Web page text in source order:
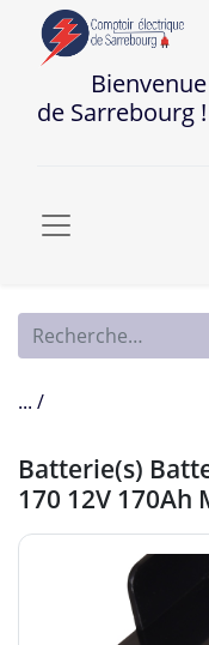
Bienvenue
de Sarrebourg !
... /
Batterie(s)
170 12V 170Ah